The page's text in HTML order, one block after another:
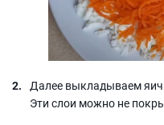
Далее выкладываем
Эти слои можно не